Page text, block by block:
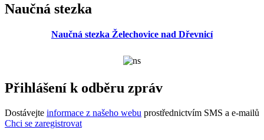
Naučná stezka
Naučná stezka Želechovice nad Dřevnicí
Přihlášení k odběru zpráv
Dostávejte informace z našeho webu prostřednictvím SMS a e-mailů
Chci se zaregistrovat